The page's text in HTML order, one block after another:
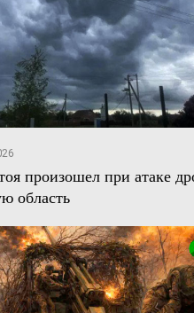
произошел при атаке
область